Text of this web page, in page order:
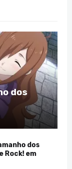
dos
dos
Rock! em